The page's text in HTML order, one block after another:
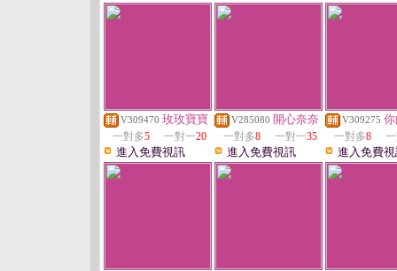
V309470 玫玫寶寶
一對多5 一對一20
進入免費視訊
V285080 開心奈奈
一對多8 一對一35
進入免費視訊
V309275
一對多8
進入免費